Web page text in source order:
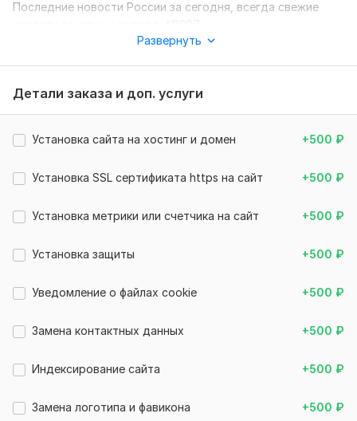
Последние новости России за сегодня, всегда свежие
Сайт автоматически наполняется новостями, плагином
Wpgrabber.
Создан на движкеWordpress, установлены и настроены
Установлена адаптивная тема под все устройства,
Сайт создавался и настраивался мной.
Файлы
Закажите кворк, и я вам предоставлю ссылку по которой
Вид сайта: Инфосайт
Финансы, банки
Развернуть
Детали заказа и доп. услуги
Установка сайта на хостинг и домен +500 ₽
Установка SSL сертификата https на сайт +500 ₽
Установка метрики или счетчика на сайт +500 ₽
Установка защиты +500 ₽
Уведомление о файлах cookie +500 ₽
Замена контактных данных +500 ₽
Индексирование сайта +500 ₽
Замена логотипа и фавикона +500 ₽